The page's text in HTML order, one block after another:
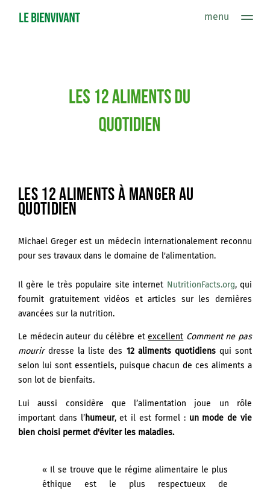
le placard de base
les besoins du corps
consommagir
Mes recettes préférées
sources
À PROPOS
CONSULTATIONS
18
20 25
mentions légales
menu
Les 12 aliments à manger au
quotidien
Michael Greger est un médecin internationalement reconnu
pour ses travaux dans le domaine de l'alimentation.
Il gère le très populaire site internet NutritionFacts.org, qui
fournit gratuitement vidéos et articles sur les dernières
avancées sur la nutrition.
Le médecin auteur du célèbre etexcellent Comment ne pas
mourirdresse la liste des 12 aliments quotidiensqui sont
selon lui sont essentiels, puisque chacun de ces aliments a
son lot de bienfaits.
Lui aussi considère que l’alimentation joue un rôle
important dans l’humeur, et il est formel : un mode de vie
bien choisi permet d'éviter les maladies.
« Il se trouve que le régime alimentaire le plus
éthique est le plus respectueux de